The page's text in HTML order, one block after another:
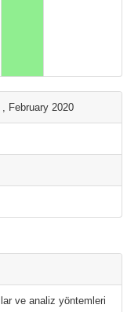
February 2020
ve analiz yöntemleri